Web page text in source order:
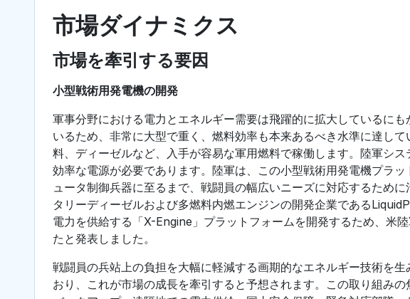
市場ダイナミクス
市場を牽引する要因
小型戦術用発電機の開発
軍事分野における電力とエネルギー需要は飛躍的に拡大しているに
いるため、非常に大型で重く、燃料効率も本来あるべき水準に達し
料、ディーゼルなど、入手が容易な軍用燃料で稼働します。陸軍シ
効率な電源が必要であります。陸軍は、この小型戦術用発電機プラ
ュータ制御兵器に至るまで、戦闘員の幅広いニーズに対応するため
タリーディーゼルおよび多燃料内燃エンジンの開発企業である
電力を供給する「X-Engine」プラットフォームを開発するため、米
たと発表しました。
戦闘員の兵站上の負担を大幅に軽減する画期的なエネルギー技術を
おり、これが市場の成長を牽引すると予想されます。この取り組み